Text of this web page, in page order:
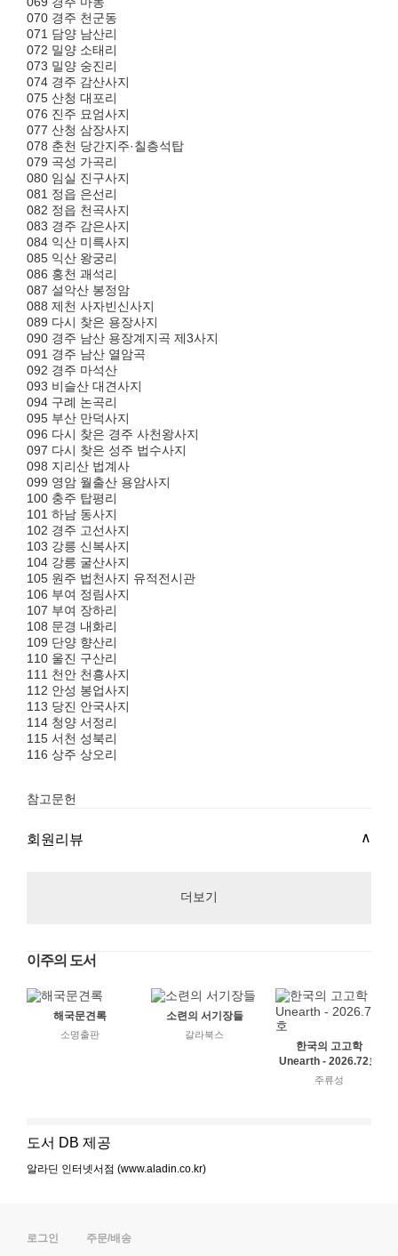
070 경주 천군동
071 담양 남산리
072 밀양 소태리
073 밀양 숭진리
074 경주 감산사지
075 산청 대포리
076 진주 묘엄사지
077 산청 삼장사지
078 춘천 당간지주·칠층석탑
079 곡성 가곡리
080 임실 진구사지
081 정읍 은선리
082 정읍 천곡사지
083 경주 감은사지
084 익산 미륵사지
085 익산 왕궁리
086 홍천 괘석리
087 설악산 봉정암
088 제천 사자빈신사지
089 다시 찾은 용장사지
090 경주 남산 용장계지곡 제3사지
091 경주 남산 열암곡
092 경주 마석산
093 비슬산 대견사지
094 구례 논곡리
095 부산 만덕사지
096 다시 찾은 경주 사천왕사지
097 다시 찾은 성주 법수사지
098 지리산 법계사
099 영암 월출산 용암사지
100 충주 탑평리
101 하남 동사지
102 경주 고선사지
103 강릉 신복사지
104 강릉 굴산사지
105 원주 법천사지 유적전시관
106 부여 정림사지
107 부여 장하리
108 문경 내화리
109 단양 향산리
110 울진 구산리
111 천안 천흥사지
112 안성 봉업사지
113 당진 안국사지
114 청양 서정리
115 서천 성북리
116 상주 상오리
참고문헌
회원리뷰
더보기
이주의 도서
해국문견록
소명출판
소련의 서기장들
갈라북스
한국의 고고학
Unearth - 2026.72호
주류성
도서 DB 제공
알라딘 인터넷서점 (www.aladin.co.kr)
로그인 주문/배송